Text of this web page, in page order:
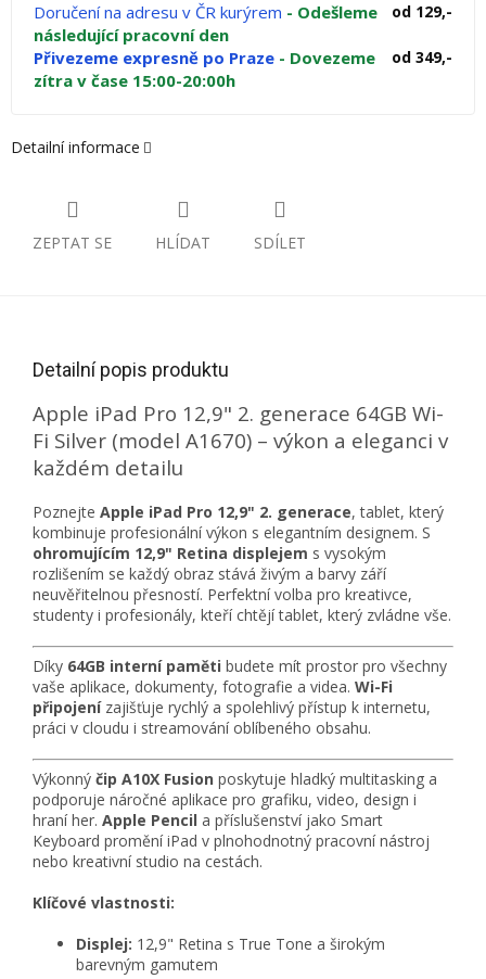
Doručení na adresu v ČR kurýrem - Odešleme
následující pracovní den
od 129,-
Přivezeme expresně po Praze - Dovezeme
zítra v čase 15:00-20:00h
od 349,-
Detailní informace
ZEPTAT SE HLÍDAT SDÍLET
Detailní popis produktu
Apple iPad Pro 12,9" 2. generace 64GB Wi-
Fi Silver (model A1670) – výkon a eleganci v
každém detailu
Poznejte Apple iPad Pro 12,9" 2. generace, tablet, který
kombinuje profesionální výkon s elegantním designem. S
ohromujícím 12,9" Retina displejem s vysokým
rozlišením se každý obraz stává živým a barvy září
neuvěřitelnou přesností. Perfektní volba pro kreativce,
studenty i profesionály, kteří chtějí tablet, který zvládne vše.
Díky 64GB interní paměti budete mít prostor pro všechny
vaše aplikace, dokumenty, fotografie a videa. Wi-Fi
připojenízajišťuje rychlý a spolehlivý přístup k internetu,
práci v cloudu i streamování oblíbeného obsahu.
Výkonný čip A10X Fusion poskytuje hladký multitasking a
podporuje náročné aplikace pro grafiku, video, design i
hraní her. Apple Pencil a příslušenství jako Smart
Keyboard promění iPad v plnohodnotný pracovní nástroj
nebo kreativní studio na cestách.
Klíčové vlastnosti:
Displej: 12,9" Retina s True Tone a širokým
barevným gamutem